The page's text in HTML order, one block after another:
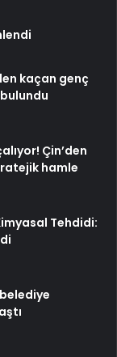
kaçan genç
Çin’den
hamle
Tehdidi: